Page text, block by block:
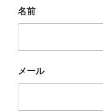
名前
メール